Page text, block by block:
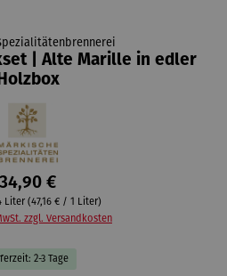
| Alte Marille in edler
34,90 €
Liter (47,16 € / 1 Liter)
zzgl. Versandkosten
2-3 Tage